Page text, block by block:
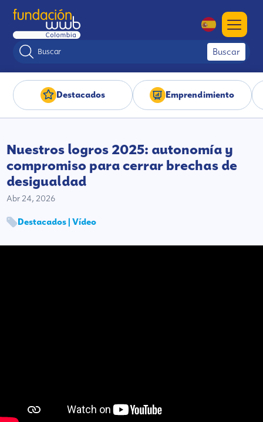
Buscar
Destacados Emprendimiento
Nuestros logros 2025: autonomía y
compromiso para cerrar brechas de
desigualdad
Abr 24, 2026
Destacados | Vídeo